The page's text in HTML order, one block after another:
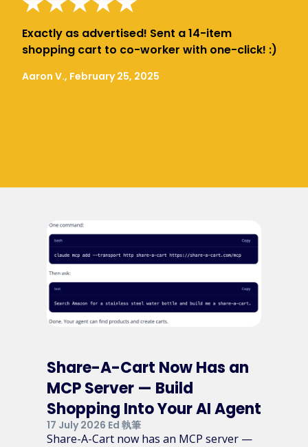
Exactly as advertised! Sent a 14-item
shopping cart to co-worker with one-click! :)
Aaron V., February 25, 2025
Share-A-Cart Now Has an
MCP Server — Build
Shopping Into Your AI Agent
17 July 2026 Ed 執筆
Share-A-Cart now has an MCP server —